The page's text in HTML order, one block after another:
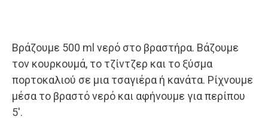
Βράζουμε 500 ml νερό στο βραστήρα. Βάζουμε
τον κουρκουμά, το τζίντζερ και το ξύσμα
πορτοκαλιού σε μια τσαγιέρα ή κανάτα. Ρίχνουμε
μέσα το βραστό νερό και αφήνουμε για περίπου
5′.